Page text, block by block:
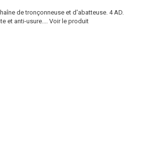
de tronçonneuse et d'abatteuse. 4 AD.
et anti-usure....
Voir le produit